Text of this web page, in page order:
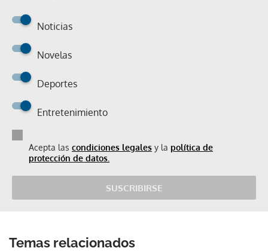
Noticias
Novelas
Deportes
Entretenimiento
Acepta las condiciones legales y la política de
protección de datos.
SUSCRIBIRSE
Temas relacionados